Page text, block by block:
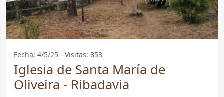
Fecha: 4/5/25 - Visitas: 853
Iglesia de Santa María de
Oliveira - Ribadavia